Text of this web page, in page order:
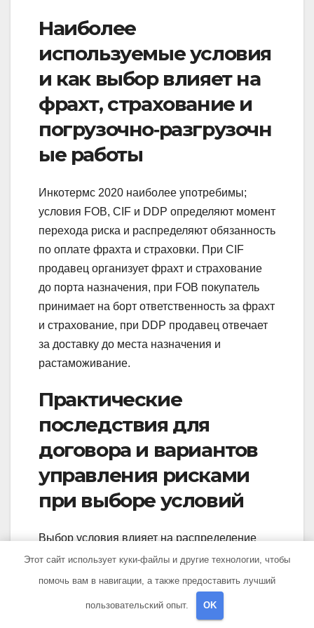
Наиболее
используемые условия
и как выбор влияет на
фрахт, страхование и
погрузочно‑разгрузочн
ые работы
Инкотермс 2020 наиболее употребимы;
условия FOB, CIF и DDP определяют момент
перехода риска и распределяют обязанность
по оплате фрахта и страховки. При CIF
продавец организует фрахт и страхование
до порта назначения, при FOB покупатель
принимает на борт ответственность за фрахт
и страхование, при DDP продавец отвечает
за доставку до места назначения и
растаможивание.
Практические
последствия для
договора и вариантов
управления рисками
при выборе условий
Выбор условия влияет на распределение
затрат и ответственности при утрате/
страхового покрытия и обязательства по
Этот сайт использует куки-файлы и другие технологии, чтобы
помочь вам в навигации, а также предоставить лучший
пользовательский опыт. OK